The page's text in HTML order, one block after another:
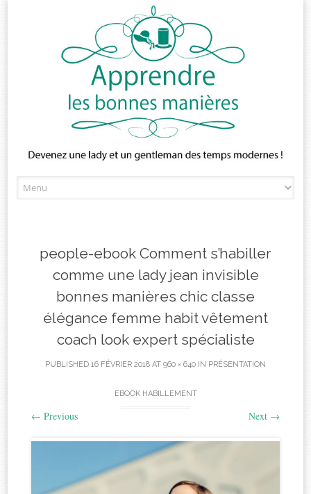
to
people-ebook Comment s’habiller
comme une lady jean invisible
bonnes manières chic classe
élégance femme habit vêtement
coach look expert spécialiste
PUBLISHED 16 FÉVRIER 2018 AT 960 × 640 IN PRÉSENTATION
EBOOK HABILLEMENT
← Previous Next →